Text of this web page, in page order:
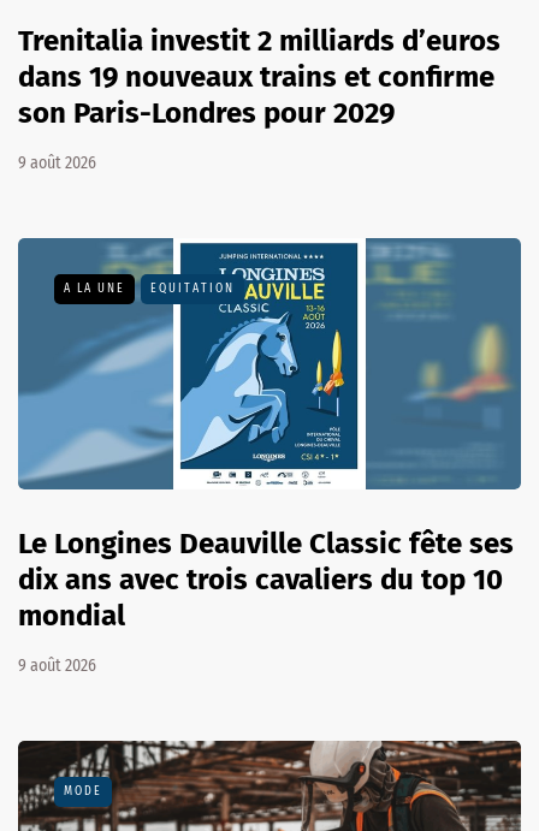
Trenitalia investit 2 milliards d’euros
dans 19 nouveaux trains et confirme
son Paris-Londres pour 2029
9 août 2026
A LA UNE EQUITATION
Le Longines Deauville Classic fête ses
dix ans avec trois cavaliers du top 10
mondial
9 août 2026
MODE